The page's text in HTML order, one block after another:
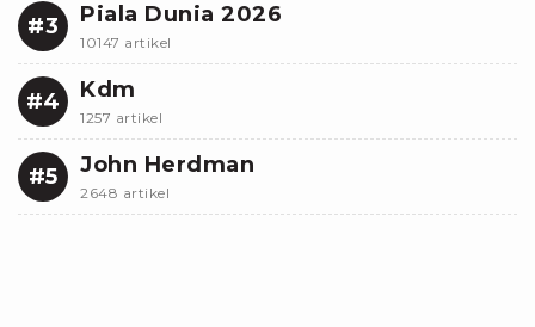
#3 Piala Dunia 2026
10147 artikel
#4 Kdm
1257 artikel
#5 John Herdman
2648 artikel